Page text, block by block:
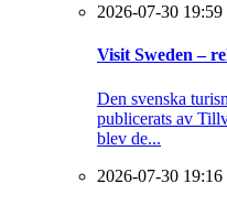
2026-07-30 19:59
Visit Sweden –
Den svenska
publicerats av
blev de...
2026-07-30 19:16